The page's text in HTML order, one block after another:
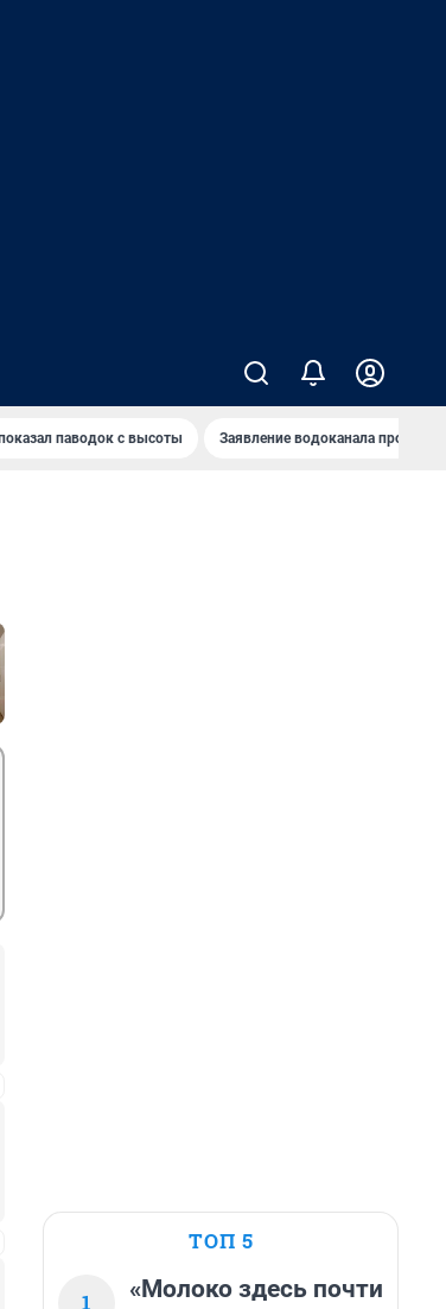
паводок с высоты Заявление водоканала про
ТОП 5
1
«Молоко здесь почти